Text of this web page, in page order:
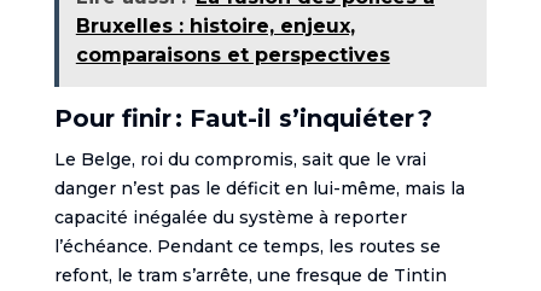
Bruxelles : histoire, enjeux,
comparaisons et perspectives
Pour finir : Faut-il s’inquiéter ?
Le Belge, roi du compromis, sait que le vrai
danger n’est pas le déficit en lui-même, mais la
capacité inégalée du système à reporter
l’échéance. Pendant ce temps, les routes se
refont, le tram s’arrête, une fresque de Tintin